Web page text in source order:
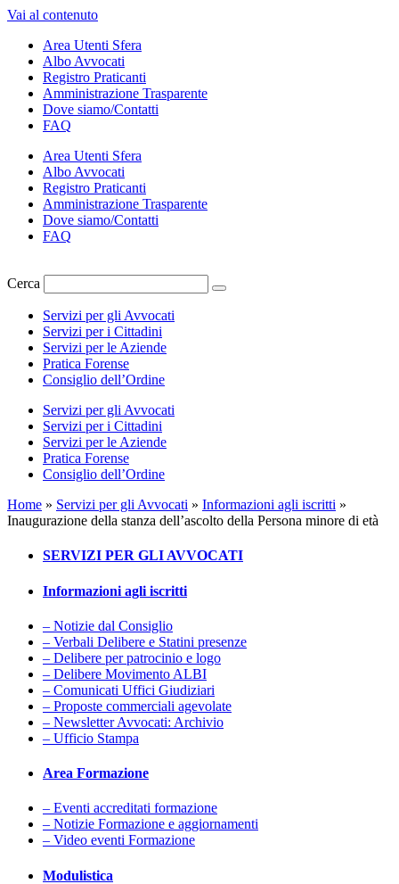
Vai al contenuto
Area Utenti Sfera
Albo Avvocati
Registro Praticanti
Amministrazione Trasparente
Dove siamo/Contatti
FAQ
Area Utenti Sfera
Albo Avvocati
Registro Praticanti
Amministrazione Trasparente
Dove siamo/Contatti
FAQ
Cerca
Servizi per gli Avvocati
Servizi per i Cittadini
Servizi per le Aziende
Pratica Forense
Consiglio dell’Ordine
Servizi per gli Avvocati
Servizi per i Cittadini
Servizi per le Aziende
Pratica Forense
Consiglio dell’Ordine
Home » Servizi per gli Avvocati » Informazioni agli iscritti »
Inaugurazione della stanza dell’ascolto della Persona minore di età
SERVIZI PER GLI AVVOCATI
Informazioni agli iscritti
– Notizie dal Consiglio
– Verbali Delibere e Statini presenze
– Delibere per patrocinio e logo
– Delibere Movimento ALBI
– Comunicati Uffici Giudiziari
– Proposte commerciali agevolate
– Newsletter Avvocati: Archivio
– Ufficio Stampa
Area Formazione
– Eventi accreditati formazione
– Notizie Formazione e aggiornamenti
– Video eventi Formazione
Modulistica